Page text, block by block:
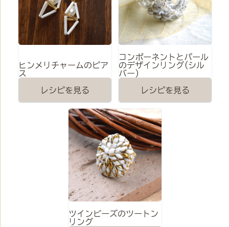
ヒンメリチャームのピア
ス
レシピを見る
コンポーネントとパール
のデザインリング(シル
バー)
レシピを見る
ツインビーズのツートン
リング